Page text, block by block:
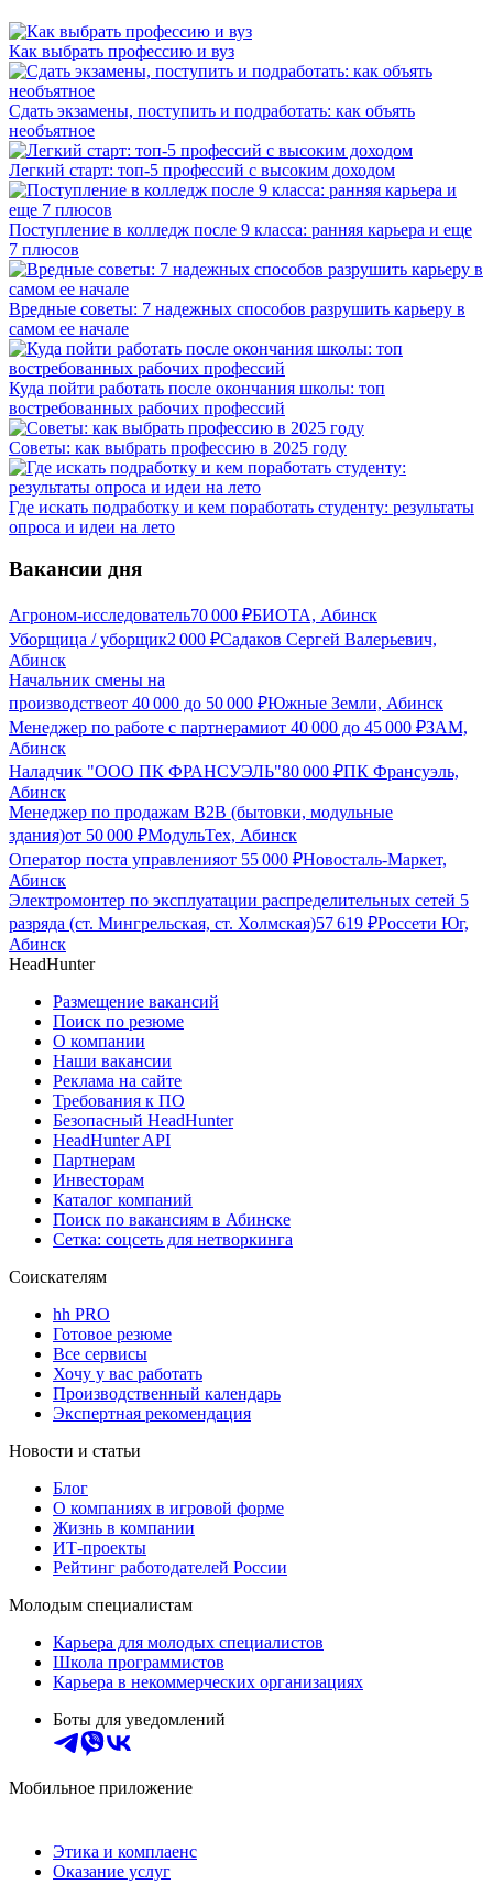
Как выбрать профессию и вуз
Сдать экзамены, поступить и подработать: как объять
необъятное
Легкий старт: топ-5 профессий с высоким доходом
Поступление в колледж после 9 класса: ранняя карьера и еще
7 плюсов
Вредные советы: 7 надежных способов разрушить карьеру в
самом ее начале
Куда пойти работать после окончания школы: топ
востребованных рабочих профессий
Советы: как выбрать профессию в 2025 году
Где искать подработку и кем поработать студенту: результаты
опроса и идеи на лето
Вакансии дня
Агроном-исследователь70 000 ₽БИОТА, Абинск
Уборщица / уборщик2 000 ₽Садаков Сергей Валерьевич,
Абинск
Начальник смены на
производствеот 40 000 до 50 000 ₽Южные Земли, Абинск
Менеджер по работе с партнерамиот 40 000 до 45 000 ₽ЗАМ,
Абинск
Наладчик "ООО ПК ФРАНСУЭЛЬ"80 000 ₽ПК Франсуэль,
Абинск
Менеджер по продажам B2B (бытовки, модульные
здания)от 50 000 ₽МодульТех, Абинск
Оператор поста управленияот 55 000 ₽Новосталь-Маркет,
Абинск
Электромонтер по эксплуатации распределительных сетей 5
разряда (ст. Мингрельская, ст. Холмская)57 619 ₽Россети Юг,
Абинск
HeadHunter
Размещение вакансий
Поиск по резюме
О компании
Наши вакансии
Реклама на сайте
Требования к ПО
Безопасный HeadHunter
HeadHunter API
Партнерам
Инвесторам
Каталог компаний
Поиск по вакансиям в Абинске
Сетка: соцсеть для нетворкинга
Соискателям
hh PRO
Готовое резюме
Все сервисы
Хочу у вас работать
Производственный календарь
Экспертная рекомендация
Новости и статьи
Блог
О компаниях в игровой форме
Жизнь в компании
ИТ-проекты
Рейтинг работодателей России
Молодым специалистам
Карьера для молодых специалистов
Школа программистов
Карьера в некоммерческих организациях
Боты для уведомлений
Мобильное приложение
Этика и комплаенс
Оказание услуг